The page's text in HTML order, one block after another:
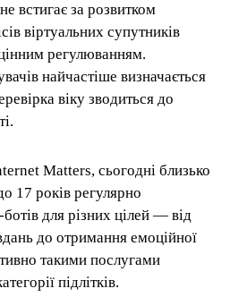
встигає за розвитком
віртуальних супутників
регулюванням.
найчастіше визначається
віку зводиться до
Matters, сьогодні близько
17 років регулярно
для різних цілей — від
до отримання емоційної
такими послугами
підлітків.